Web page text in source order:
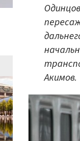
Акимов.